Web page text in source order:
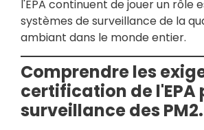
l'EPA continuent de jouer un rôle
systèmes de surveillance de la
ambiant dans le monde entier.
Comprendre les
certification de l'EPA
surveillance des